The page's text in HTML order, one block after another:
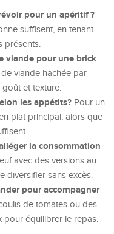
pour un apéritif ?
suffisent, en tenant
présents.
viande pour une brick
viande hachée par
et texture.
les appétits? Pour un
plat principal, alors que
la consommation
avec des versions au
diversifier sans excès.
pour accompagner
de tomates ou des
pour équilibrer le repas.